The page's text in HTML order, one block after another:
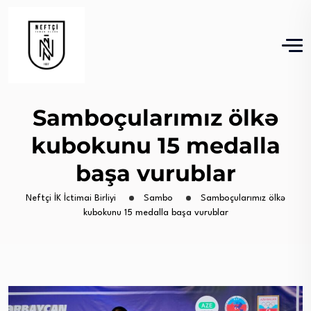
Samboçularımız ölkə
kubokunu 15 medalla
başa vurublar
Neftçi İK İctimai Birliyi Sambo
Samboçularımız ölkə
kubokunu 15 medalla başa vurublar